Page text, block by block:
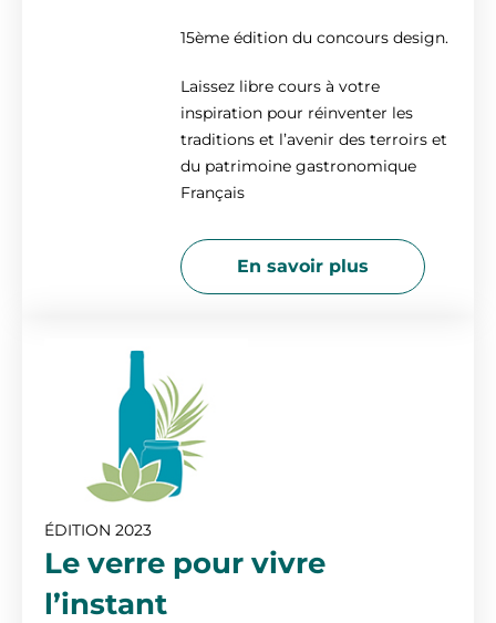
15ème édition du concours design.
Laissez libre cours à votre
inspiration pour réinventer les
traditions et l’avenir des terroirs et
du patrimoine gastronomique
Français
En savoir plus
ÉDITION 2023
Le verre pour vivre
l’instant